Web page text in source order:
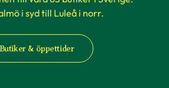
i syd till Luleå i norr.
Butiker & öppettider